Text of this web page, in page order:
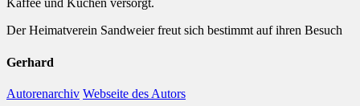
Kaffee und Kuchen versorgt.
Der Heimatverein Sandweier freut sich bestimmt auf ihren Besuch
Gerhard
Autorenarchiv Webseite des Autors